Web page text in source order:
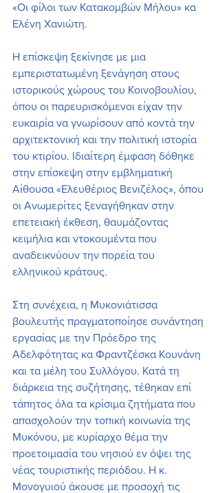
«Οι φίλοι των Κατακομβών Μήλου» κα
Ελένη Χανιώτη.
Η επίσκεψη ξεκίνησε με μια
εμπεριστατωμένη ξενάγηση στους
ιστορικούς χώρους του Κοινοβουλίου,
όπου οι παρευρισκόμενοι είχαν την
ευκαιρία να γνωρίσουν από κοντά την
αρχιτεκτονική και την πολιτική ιστορία
του κτιρίου. Ιδιαίτερη έμφαση δόθηκε
στην επίσκεψη στην εμβληματική
Αίθουσα «Ελευθέριος Βενιζέλος», όπου
οι Ανωμερίτες ξεναγήθηκαν στην
επετειακή έκθεση, θαυμάζοντας
κειμήλια και ντοκουμέντα που
αναδεικνύουν την πορεία του
ελληνικού κράτους.
Στη συνέχεια, η Μυκονιάτισσα
βουλευτής πραγματοποίησε συνάντηση
εργασίας με την Πρόεδρο της
Αδελφότητας κα Φραντζέσκα Κουνάνη
και τα μέλη του Συλλόγου. Κατά τη
διάρκεια της συζήτησης, τέθηκαν επί
τάπητος όλα τα κρίσιμα ζητήματα που
απασχολούν την τοπική κοινωνία της
Μυκόνου, με κυρίαρχο θέμα την
προετοιμασία του νησιού εν όψει της
νέας τουριστικής περιόδου. Η κ.
Μονογυιού άκουσε με προσοχή τις